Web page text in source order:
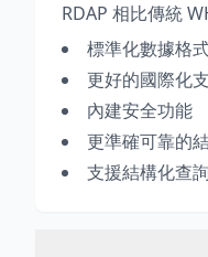
RDAP 相比傳統
標準化數據格
更好的國際化
內建安全功能
更準確可靠的
支援結構化查詢